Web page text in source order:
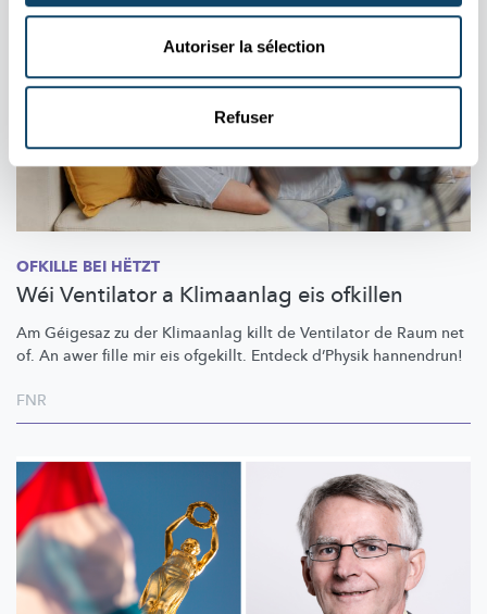
Autoriser la sélection
Refuser
OFKILLE BEI HËTZT
Wéi Ventilator a Klimaanlag eis ofkillen
Am Géigesaz zu der Klimaanlag killt de Ventilator de Raum net
of. An awer fille mir eis ofgekillt. Entdeck d’Physik hannendrun!
FNR